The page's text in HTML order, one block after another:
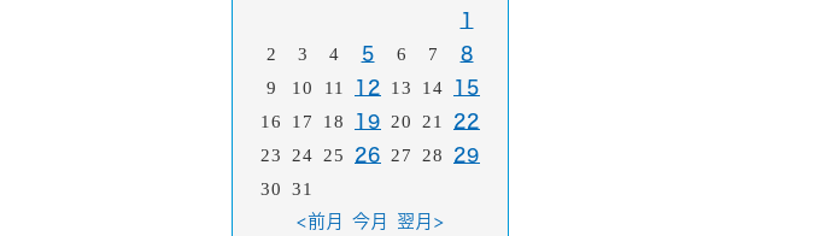
1
2 3 4 5 6 7 8
9 10 11 12 13 14 15
16 17 18 19 20 21 22
23 24 25 26 27 28 29
30 31
<前月 今月 翌月>